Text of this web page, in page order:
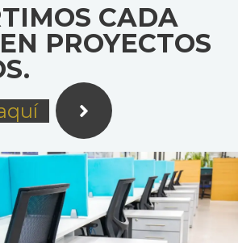
CADA
PROYECTOS